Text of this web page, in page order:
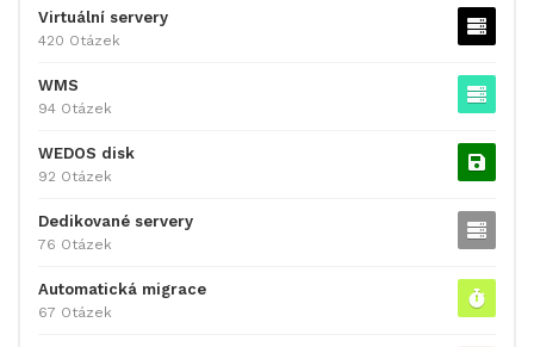
Virtuální servery
420 Otázek
WMS
94 Otázek
WEDOS disk
92 Otázek
Dedikované servery
76 Otázek
Automatická migrace
67 Otázek